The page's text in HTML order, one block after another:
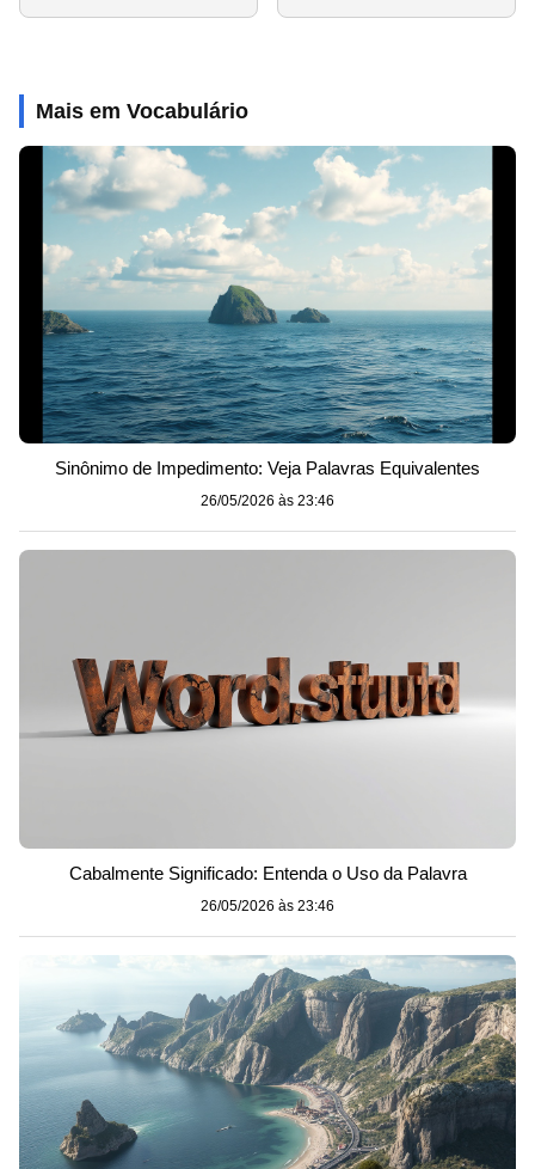
Mais em Vocabulário
Sinônimo de Impedimento: Veja Palavras Equivalentes
26/05/2026 às 23:46
Cabalmente Significado: Entenda o Uso da Palavra
26/05/2026 às 23:46